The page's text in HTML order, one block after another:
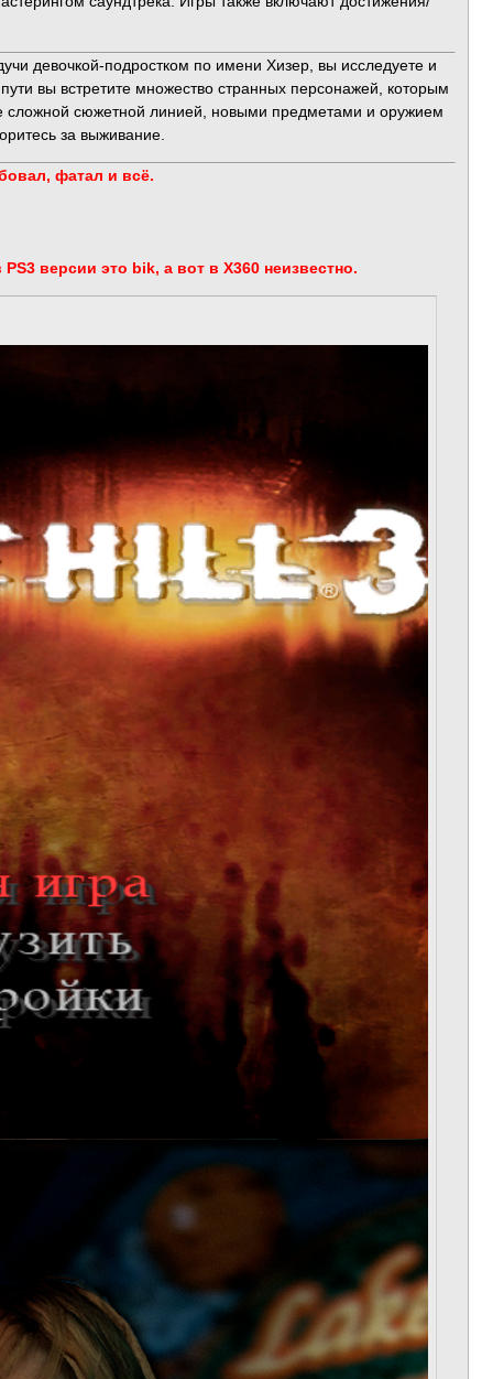
девочкой-подростком по имени Хизер, вы исследуете и
вы встретите множество странных персонажей, которым
сложной сюжетной линией, новыми предметами и оружием
за выживание.
фатал и всё.
версии это bik, а вот в X360 неизвестно.